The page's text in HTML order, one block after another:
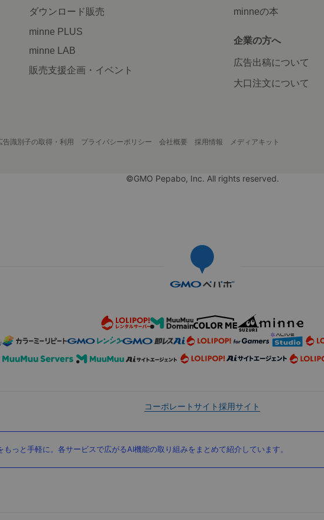
ダウンロード販売
minne PLUS
minne LAB
販売支援企画・イベント
minneの本
企業の方へ
広告出稿について
大口注文について
告識別子の取得・利用 プライバシーポリシー 会社概要 採用情報 メディアキット
©GMO Pepabo, Inc. All rights reserved.
コーポレートサイト採用サイト
っと手軽に。各サービスで広がるAI機能の取り組みをまとめて紹介しています。